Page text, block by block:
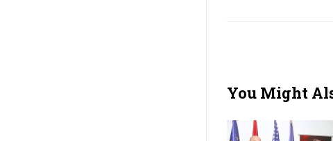
You Might